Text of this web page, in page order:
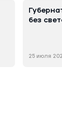
без
25 июля